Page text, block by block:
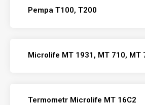
Pempa T100, T200
Microlife MT 1931, MT 710, MT
Termometr Microlife MT 16C2